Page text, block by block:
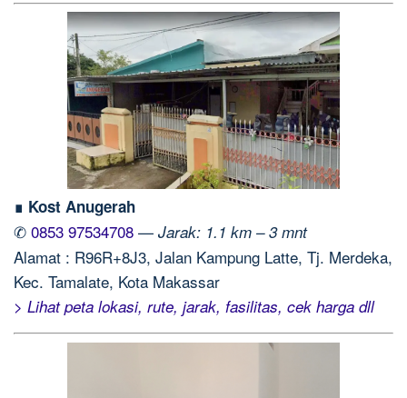
∎ Kost Anugerah
✆ 0853 97534708 — Jarak: 1.1 km – 3 mnt
Alamat : R96R+8J3, Jalan Kampung Latte, Tj. Merdeka,
Kec. Tamalate, Kota Makassar
> Lihat peta lokasi, rute, jarak, fasilitas, cek harga dll